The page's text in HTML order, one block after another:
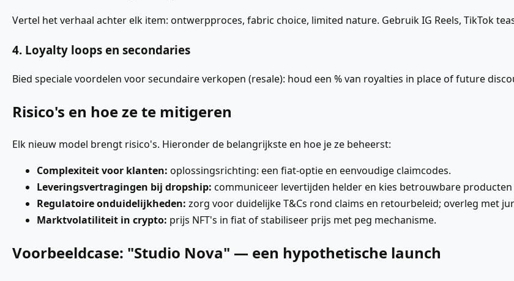
Vertel het verhaal achter elk item: ontwerpproces, fabric choice, limited nature. Gebruik IG Reels, TikTok
4. Loyalty loops en secondaries
Bied speciale voordelen voor secundaire verkopen (resale): houd een % van royalties in place of future
Risico's en hoe ze te mitigeren
Elk nieuw model brengt risico's. Hieronder de belangrijkste en hoe je ze beheerst:
Complexiteit voor klanten: oplossingsrichting: een fiat-optie en eenvoudige claimcodes.
Leveringsvertragingen bij dropship: communiceer levertijden helder en kies betrouwbare producten
Regulatoire onduidelijkheden: zorg voor duidelijke T&Cs rond claims en retourbeleid; overleg met
Marktvolatiliteit in crypto: prijs NFT's in fiat of stabiliseer prijs met peg mechanisme.
Voorbeeldcase: "Studio Nova" — een hypothetische launch